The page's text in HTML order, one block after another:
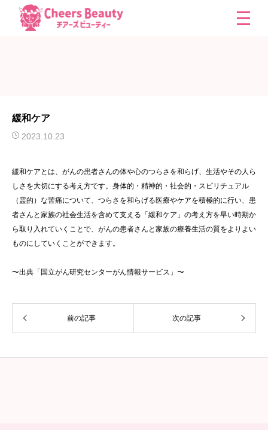
緩和ケア
2023.10.23
緩和ケアとは、がんの患者さんの体や心のつらさを和らげ、生活やその人ら
しさを大切にする考え方です。身体的・精神的・社会的・スピリチュアル
（霊的）な苦痛について、つらさを和らげる医療やケアを積極的に行い、患
者さんと家族の社会生活を含めて支える「緩和ケア」の考え方を早い時期か
ら取り入れていくことで、がんの患者さんと家族の療養生活の質をよりよい
ものにしていくことができます。
〜出典「国立がん研究センターがん情報サービス」〜
前の記事 次の記事